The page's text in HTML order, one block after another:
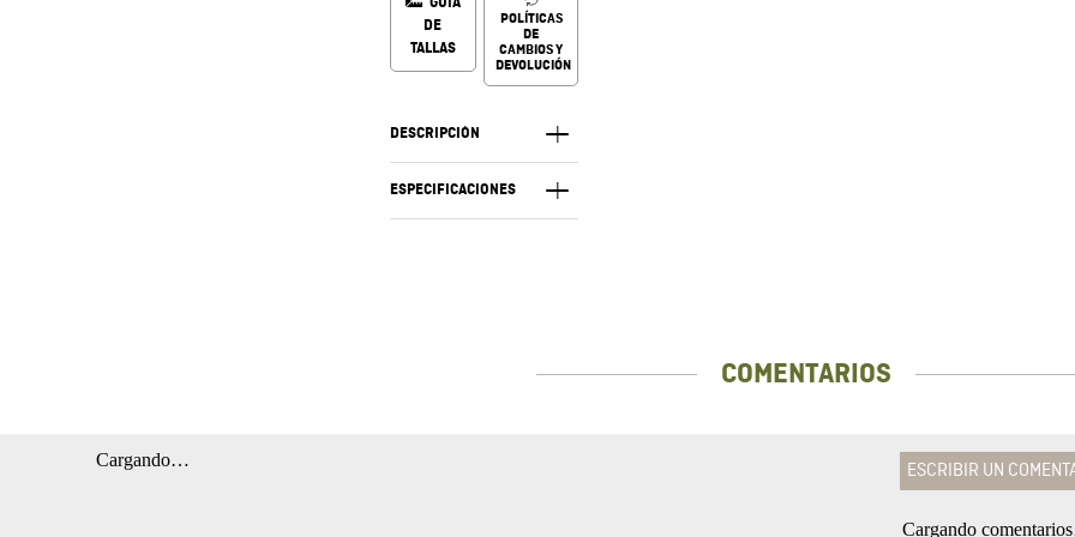
DE
TALLAS
POLÍTICAS
DE
CAMBIOS Y
DEVOLUCIÓN
DESCRIPCIÓN
ESPECIFICACIONES
COMENTARIOS
Cargando… ESCRIBIR UN
Cargando